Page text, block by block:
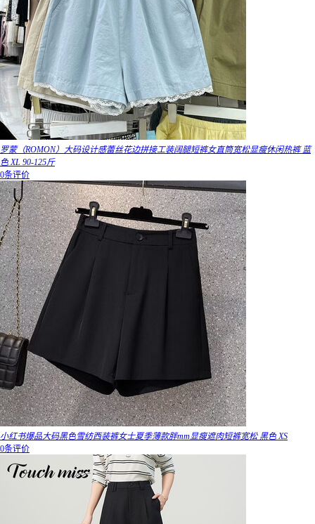
罗蒙（ROMON）大码设计感蕾丝花边拼接工装阔腿短裤女直筒宽松显瘦休闲热裤 蓝
色 XL 90-125斤
0条评价
小红书爆品大码黑色雪纺西装裤女士夏季薄款胖mm显瘦遮肉短裤宽松 黑色 XS
0条评价